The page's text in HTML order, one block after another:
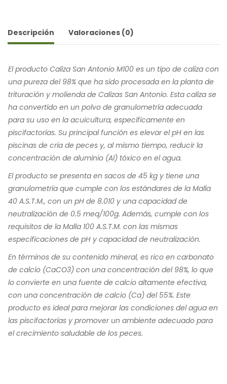
Descripción Valoraciones (0)
El producto Caliza San Antonio M100 es un tipo de caliza con
una pureza del 98% que ha sido procesada en la planta de
trituración y molienda de Calizas San Antonio. Esta caliza se
ha convertido en un polvo de granulometría adecuada
para su uso en la acuicultura, específicamente en
piscifactorías. Su principal función es elevar el pH en las
piscinas de cría de peces y, al mismo tiempo, reducir la
concentración de aluminio (Al) tóxico en el agua.
El producto se presenta en sacos de 45 kg y tiene una
granulometría que cumple con los estándares de la Malla
40 A.S.T.M., con un pH de 8.010 y una capacidad de
neutralización de 0.5 meq/100g. Además, cumple con los
requisitos de la Malla 100 A.S.T.M. con las mismas
especificaciones de pH y capacidad de neutralización.
En términos de su contenido mineral, es rico en carbonato
de calcio (CaCO3) con una concentración del 98%, lo que
lo convierte en una fuente de calcio altamente efectiva,
con una concentración de calcio (Ca) del 55%. Este
producto es ideal para mejorar las condiciones del agua en
las piscifactorías y promover un ambiente adecuado para
el crecimiento saludable de los peces.